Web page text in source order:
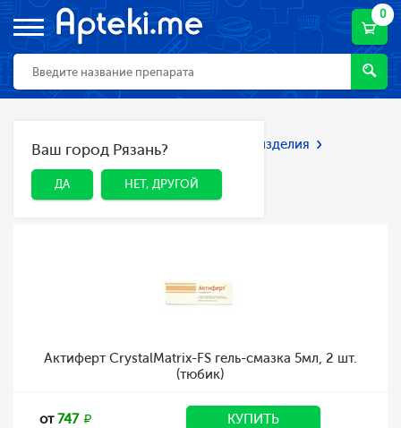
0
ДА НЕТ, ДРУГОЙ
Ваш город Рязань?
ДА НЕТ, ДРУГОЙ
Главная Каталог
Мед. приборы и изделия
Презервативы
Презервативы
Актиферт CrystalMatrix-FS гель-смазка 5мл, 2 шт.
(тюбик)
от747 КУПИТЬ